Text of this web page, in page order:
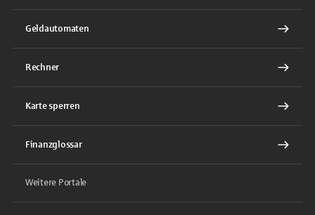
Geldautomaten
Rechner
Karte sperren
Finanzglossar
Weitere Portale